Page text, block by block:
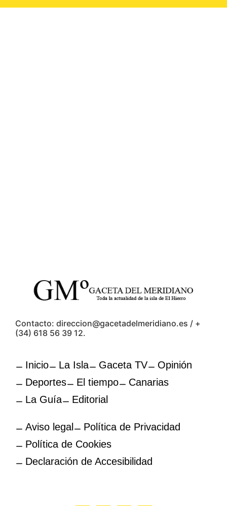
Contacto: direccion@gacetadelmeridiano.es / +
(34) 618 56 39 12.
Inicio La Isla Gaceta TV
Opinión
Deportes
El tiempo
Canarias
La Guía
Editorial
Aviso legal
Política de Privacidad
Política de Cookies
Declaración de Accesibilidad